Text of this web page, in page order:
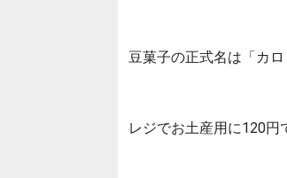
豆菓子の正式名は「カロ
レジでお土産用に120円